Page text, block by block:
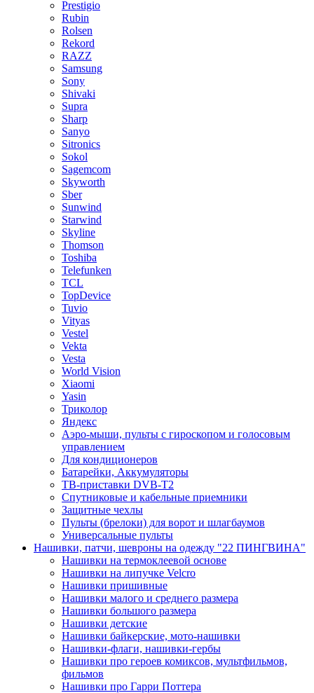
Prestigio
Rubin
Rolsen
Rekord
RAZZ
Samsung
Sony
Shivaki
Supra
Sharp
Sanyo
Sitronics
Sokol
Sagemcom
Skyworth
Sber
Sunwind
Starwind
Skyline
Thomson
Toshiba
Telefunken
TCL
TopDevice
Tuvio
Vityas
Vestel
Vekta
Vesta
World Vision
Xiaomi
Yasin
Триколор
Яндекс
Аэро-мыши, пульты с гироскопом и голосовым
управлением
Для кондиционеров
Батарейки, Аккумуляторы
ТВ-приставки DVB-T2
Спутниковые и кабельные приемники
Защитные чехлы
Пульты (брелоки) для ворот и шлагбаумов
Универсальные пульты
Нашивки, патчи, шевроны на одежду "22 ПИНГВИНА"
Нашивки на термоклеевой основе
Нашивки на липучке Velcro
Нашивки пришивные
Нашивки малого и среднего размера
Нашивки большого размера
Нашивки детские
Нашивки байкерские, мото-нашивки
Нашивки-флаги, нашивки-гербы
Нашивки про героев комиксов, мультфильмов,
фильмов
Нашивки про Гарри Поттера